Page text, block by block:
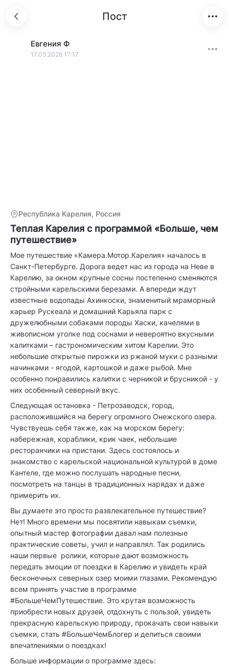
Пост
Евгения Ф
17.05.2026 17:17
Республика Карелия, Россия
Теплая Карелия с программой «Больше, чем
путешествие»
Мое путешествие «Камера.Мотор.Карелия» началось в
Санкт-Петербурге. Дорога ведет нас из города на Неве в
Карелию, за окном крупные сосны постепенно сменяются
стройными карельскими березами. А впереди ждут
известные водопады Ахинкоски, знаменитый мраморный
карьер Рускеала и домашний Карьяла парк с
дружелюбными собаками породы Хаски, качелями в
живописном уголке под соснами и невероятно вкусными
калитками – гастрономическим хитом Карелии. Это
небольшие открытые пирожки из ржаной муки с разными
начинками - ягодой, картошкой и даже рыбой. Мне
особенно понравились калитки с черникой и брусникой - у
них особенный северный вкус.
Следующая остановка - Петрозаводск, город,
расположившийся на берегу огромного Онежского озера.
Чувствуешь себя также, как на морском берегу:
набережная, кораблики, крик чаек, небольшие
ресторанчики на пристани. Здесь состоялось и
знакомство с карельской национальной культурой в доме
Кантеле, где можно послушать народные песни,
посмотреть на танцы в традиционных нарядах и даже
примерить их.
Вы думаете это просто развлекательное путешествие?
Нет! Много времени мы посвятили навыкам съемки,
опытный мастер фотографии давал нам полезные
практические советы, учил и направлял. Так родились
наши первые ролики, которые дают возможность
передать эмоции от поездки в Карелию и увидеть край
бесконечных северных озер моими глазами. Рекомендую
всем принять участие в программе
#БольшеЧемПутешествие. Это крутая возможность
приобрести новых друзей, отдохнуть с пользой, увидеть
прекрасную карельскую природу, прокачать свои навыки
съемки, стать #БольшеЧемБлогер и делиться своими
впечатлениями о поездках!
Больше информации о программе здесь: